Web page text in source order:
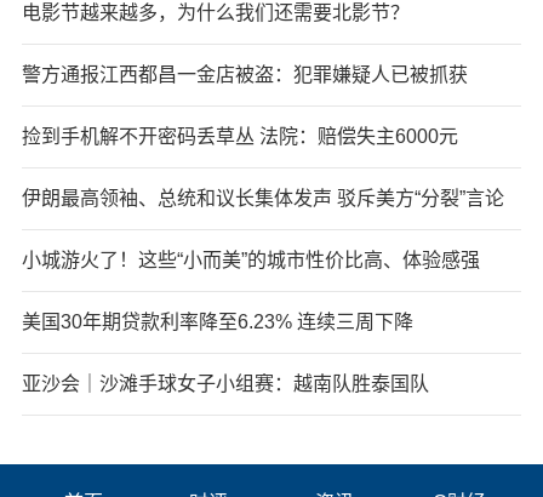
电影节越来越多，为什么我们还需要北影节？
警方通报江西都昌一金店被盗：犯罪嫌疑人已被抓获
捡到手机解不开密码丢草丛 法院：赔偿失主6000元
伊朗最高领袖、总统和议长集体发声 驳斥美方“分裂”言论
小城游火了！这些“小而美”的城市性价比高、体验感强
美国30年期贷款利率降至6.23% 连续三周下降
亚沙会｜沙滩手球女子小组赛：越南队胜泰国队